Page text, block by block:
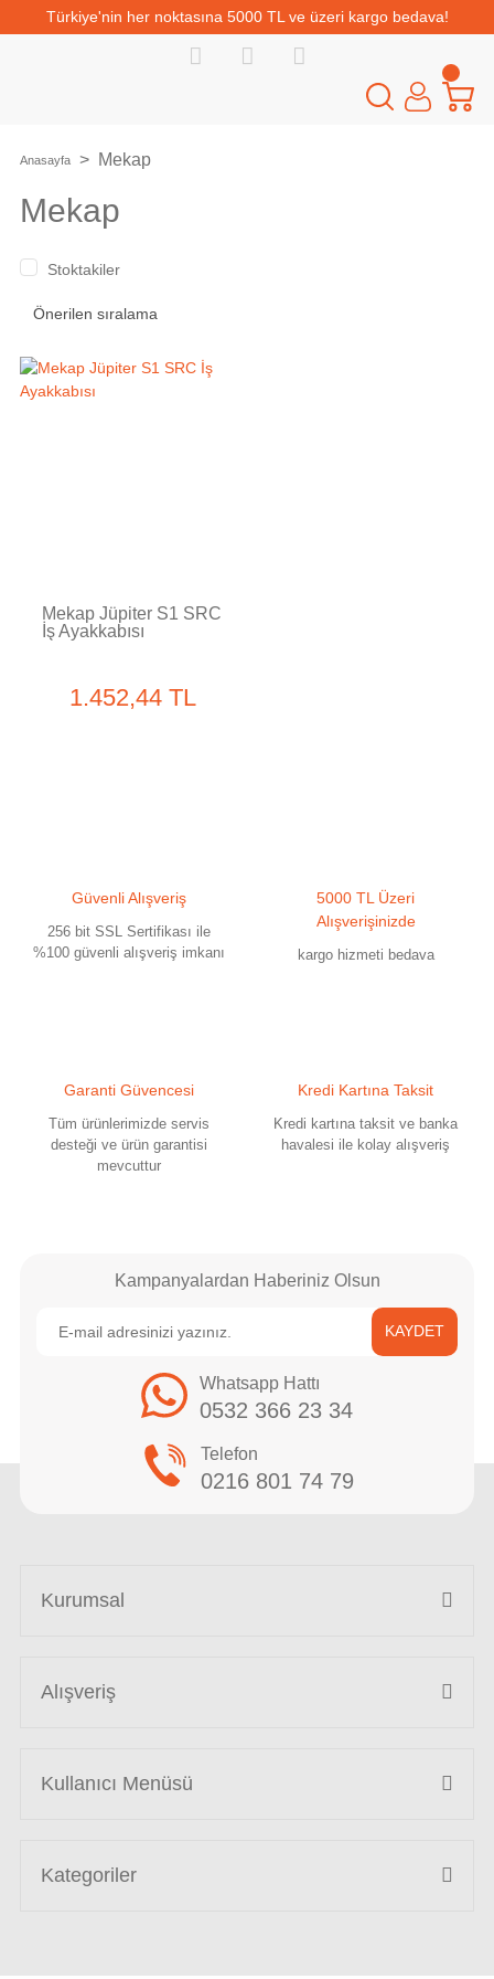
Türkiye'nin her noktasına 5000 TL ve üzeri kargo bedava!
Anasayfa Mekap
Mekap
Stoktakiler
Mekap Jüpiter S1 SRC
İş Ayakkabısı
1.452,44 TL
Güvenli Alışveriş
256 bit SSL Sertifikası ile
%100 güvenli alışveriş imkanı
5000 TL Üzeri
Alışverişinizde
kargo hizmeti bedava
Garanti Güvencesi
Tüm ürünlerimizde servis
desteği ve ürün garantisi
mevcuttur
Kredi Kartına Taksit
Kredi kartına taksit ve banka
havalesi ile kolay alışveriş
Kampanyalardan Haberiniz Olsun
KAYDET
Whatsapp Hattı
0532 366 23 34
Telefon
0216 801 74 79
Kurumsal
Alışveriş
Kullanıcı Menüsü
Kategoriler